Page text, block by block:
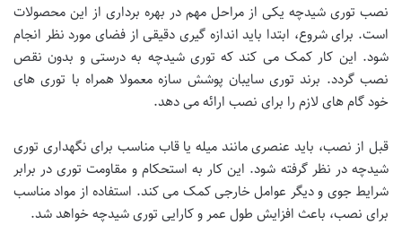
نصب توری شیدچه یکی از مراحل مهم در بهره برداری از این محصولات
است. برای شروع، ابتدا باید اندازه گیری دقیقی از فضای مورد نظر انجام
شود. این کار کمک می کند که توری شیدچه به درستی و بدون نقص
نصب گردد. برند توری سایبان پوشش سازه معمولا همراه با توری های
خود گام های لازم را برای نصب ارائه می دهد.
قبل از نصب، باید عنصری مانند میله یا قاب مناسب برای نگهداری توری
شیدچه در نظر گرفته شود. این کار به استحکام و مقاومت توری در برابر
شرایط جوی و دیگر عوامل خارجی کمک می کند. استفاده از مواد مناسب
برای نصب، باعث افزایش طول عمر و کارایی توری شیدچه خواهد شد.